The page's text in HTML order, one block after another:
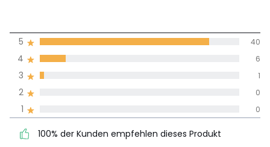
4,8
(47)
4 6
100% der Kunden
empfehlen dieses Produkt
1 0
2 0
3 1
4 6
5 40
100% der Kunden empfehlen dieses Produkt